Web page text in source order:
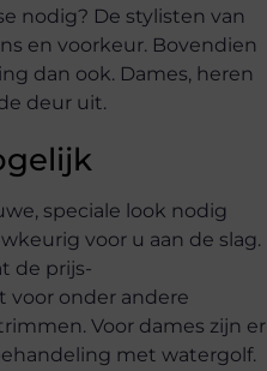
nodig? De stylisten van
en voorkeur. Bovendien
dan ook. Dames, heren
deur uit.
speciale look nodig
voor u aan de slag.
de prijs-
onder andere
Voor dames zijn er
met watergolf.